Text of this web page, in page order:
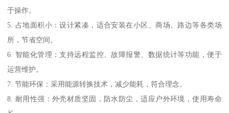
于操作。
5. 占地面积小：设计紧凑，适合安装在小区、商场、路边等各类场
所，节省空间。
6. 智能化管理：支持远程监控、故障报警、数据统计等功能，便于
运营维护。
7. 节能环保：采用能源转换技术，减少能耗，符合理念。
8. 耐用性强：外壳材质坚固，防水防尘，适应户外环境，使用寿命